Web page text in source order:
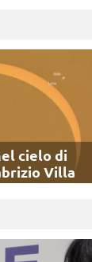
cielo di
Villa